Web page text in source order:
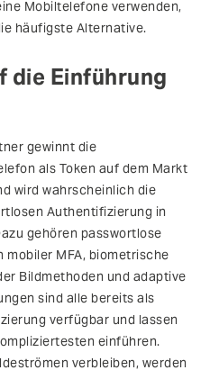
Mobiltelefone verwenden,
häufigste Alternative.
die Einführung
gewinnt die
als Token auf dem Markt
wird wahrscheinlich die
Authentifizierung in
gehören passwortlose
MFA, biometrische
Bildmethoden und adaptive
sind alle bereits als
verfügbar und lassen
einführen.
verbleiben, werden